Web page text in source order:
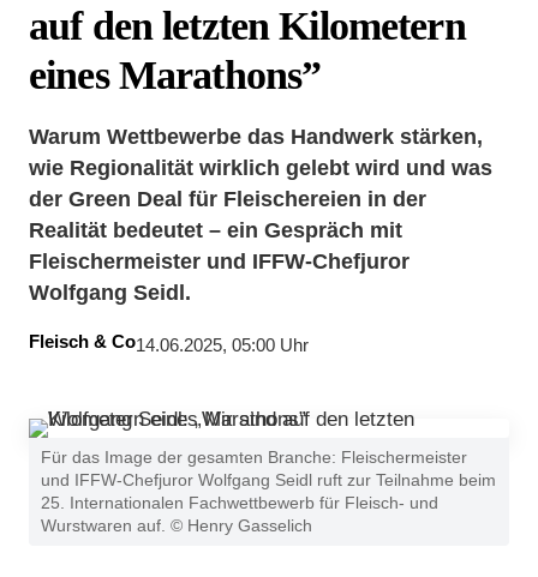
auf den letzten Kilometern
eines Marathons”
Warum Wettbewerbe das Handwerk stärken,
wie Regionalität wirklich gelebt wird und was
der Green Deal für Fleischereien in der
Realität bedeutet – ein Gespräch mit
Fleischermeister und IFFW-Chefjuror
Wolfgang Seidl.
Fleisch & Co14.06.2025, 05:00 Uhr
Für das Image der gesamten Branche: Fleischermeister
und IFFW-Chefjuror Wolfgang Seidl ruft zur Teilnahme beim
25. Internationalen Fachwettbewerb für Fleisch- und
Wurstwaren auf. © Henry Gasselich